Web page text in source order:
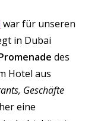
war für unseren
in Dubai
des
Hotel aus
Geschäfte
eine